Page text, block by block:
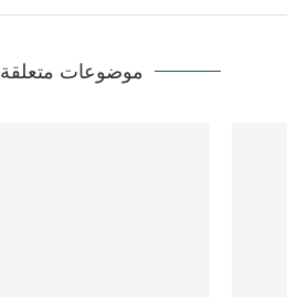
موضوعات متعلقة